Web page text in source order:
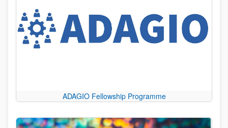
ADAGIO Fellowship Programme